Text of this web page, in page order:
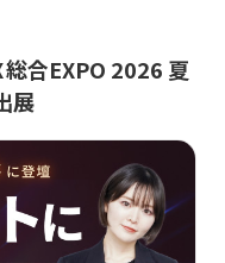
合EXPO 2026 夏
展